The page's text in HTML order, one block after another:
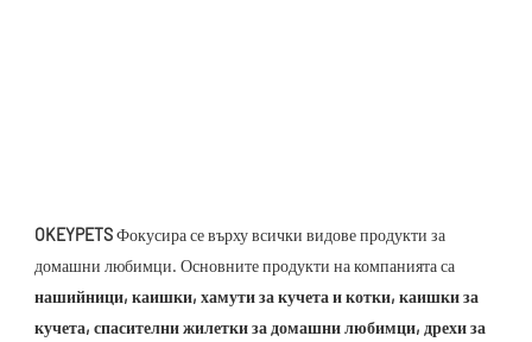
OKEYPETS Фокусира се върху всички видове продукти за
нашийници, каишки, хамути за кучета и котки, каишки за
кучета, спасителни жилетки за домашни любимци, дрехи за